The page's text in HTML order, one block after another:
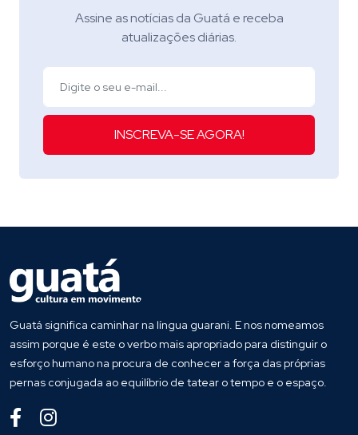
Assine as notícias da Guatá e receba
atualizações diárias.
INSCREVA-SE AGORA!
Guatá significa caminhar na língua guarani. E nos nomeamos
assim porque é este o verbo mais apropriado para distinguir o
esforço humano na procura de conhecer a força das próprias
pernas conjugada ao equilíbrio de tatear o tempo e o espaço.